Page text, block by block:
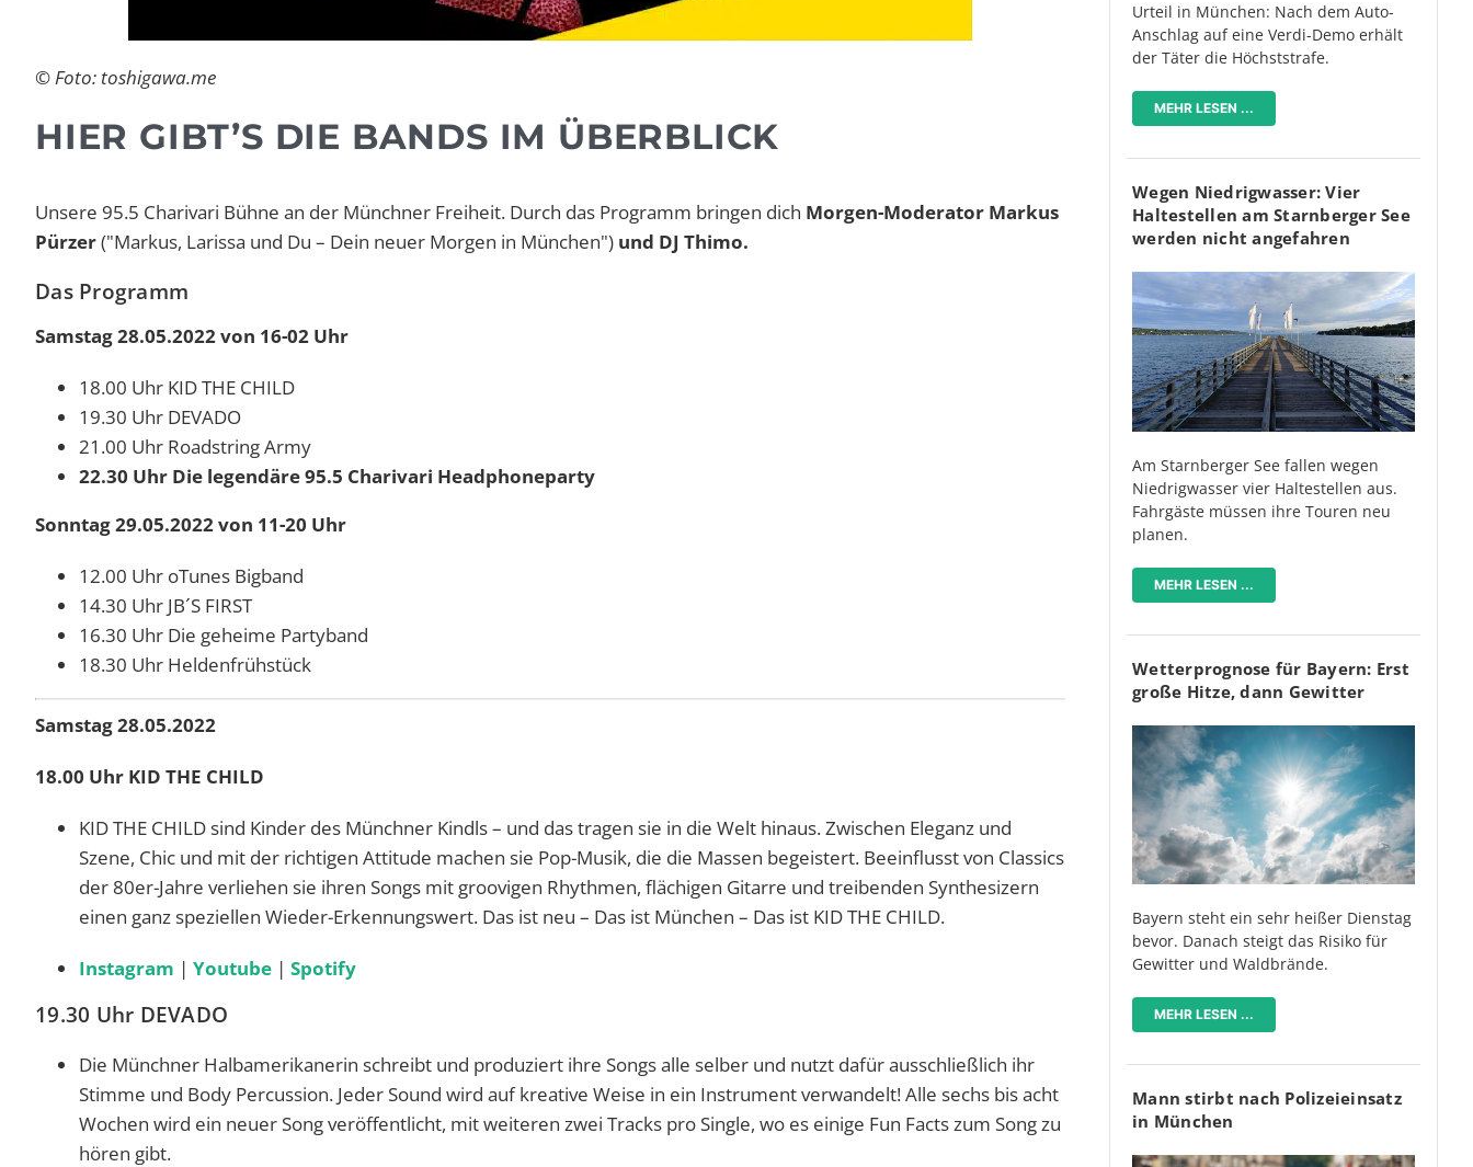
© Foto: toshigawa.me
HIER GIBT’S DIE BANDS IM ÜBERBLICK
Unsere 95.5 Charivari Bühne an der Münchner Freiheit. Durch das Programm bringen dich Morgen-Moderator Markus
Pürzer("Markus, Larissa und Du – Dein neuer Morgen in München") und DJ Thimo.
Das Programm
Samstag 28.05.2022 von 16-02 Uhr
18.00 Uhr KID THE CHILD
19.30 Uhr DEVADO
21.00 Uhr Roadstring Army
22.30 Uhr Die legendäre 95.5 Charivari Headphoneparty
Sonntag 29.05.2022von 11-20 Uhr
12.00 Uhr oTunes Bigband
14.30 Uhr JB´S FIRST
16.30 Uhr Die geheime Partyband
18.30 Uhr Heldenfrühstück
Samstag 28.05.2022
18.00 Uhr KID THE CHILD
KID THE CHILD sind Kinder des Münchner Kindls – und das tragen sie in die Welt hinaus. Zwischen Eleganz und
Szene, Chic und mit der richtigen Attitude machen sie Pop-Musik, die die Massen begeistert. Beeinflusst von Classics
der 80er-Jahre verliehen sie ihren Songs mit groovigen Rhythmen, flächigen Gitarre und treibenden Synthesizern
einen ganz speziellen Wieder-Erkennungswert. Das ist neu – Das ist München – Das ist KID THE CHILD.
Instagram | Youtube | Spotify
19.30 Uhr DEVADO
Die Münchner Halbamerikanerin schreibt und produziert ihre Songs alle selber und nutzt dafür ausschließlich ihr
Stimme und Body Percussion. Jeder Sound wird auf kreative Weise in ein Instrument verwandelt! Alle sechs bis acht
Wochen wird ein neuer Song veröffentlicht, mit weiteren zwei Tracks pro Single, wo es einige Fun Facts zum Song zu
hören gibt.
Urteil in München: Nach dem Auto-
Anschlag auf eine Verdi-Demo erhält
der Täter die Höchststrafe.
MEHR LESEN ...
Wegen Niedrigwasser: Vier
Haltestellen am Starnberger See
werden nicht angefahren
Am Starnberger See fallen wegen
Niedrigwasser vier Haltestellen aus.
Fahrgäste müssen ihre Touren neu
planen.
MEHR LESEN ...
Wetterprognose für Bayern: Erst
große Hitze, dann Gewitter
Bayern steht ein sehr heißer Dienstag
bevor. Danach steigt das Risiko für
Gewitter und Waldbrände.
MEHR LESEN ...
Mann stirbt nach Polizeieinsatz
in München